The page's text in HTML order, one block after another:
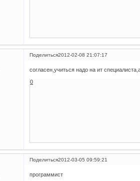
Поделиться2012-02-08 21:07:17
согласен,учиться надо на ит
0
Поделиться2012-03-05 09:59:21
программист